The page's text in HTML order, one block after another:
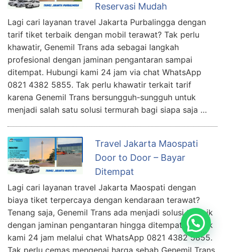
Reservasi Mudah
Lagi cari layanan travel Jakarta Purbalingga dengan
tarif tiket terbaik dengan mobil terawat? Tak perlu
khawatir, Genemil Trans ada sebagai langkah
profesional dengan jaminan pengantaran sampai
ditempat. Hubungi kami 24 jam via chat WhatsApp
0821 4382 5855. Tak perlu khawatir terkait tarif
karena Genemil Trans bersungguh-sungguh untuk
menjadi salah satu solusi termurah bagi siapa saja …
Travel Jakarta Maospati
Door to Door – Bayar
Ditempat
Lagi cari layanan travel Jakarta Maospati dengan
biaya tiket terpercaya dengan kendaraan terawat?
Tenang saja, Genemil Trans ada menjadi solusi terbaik
dengan jaminan pengantaran hingga ditempat. Kontak
kami 24 jam melalui chat WhatsApp 0821 4382 5855.
Tak perlu cemas mengenai harga sebab Genemil Trans